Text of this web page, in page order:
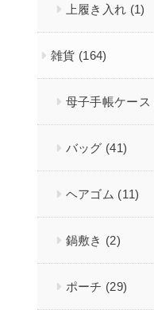
上履き入れ (1)
雑貨 (164)
母子手帳ケース
バッグ (41)
ヘアゴム (11)
鍋敷き (2)
ポーチ (29)